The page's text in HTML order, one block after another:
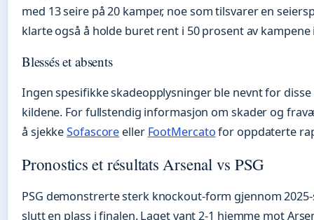
med 13 seire på 20 kamper, noe som tilsvarer en
klarte også å holde buret rent i 50 prosent av
Blessés et absents
Ingen spesifikke skadeopplysninger ble nevnt for
kildene. For fullstendig informasjon om skader og
å sjekkeSofascore eller FootMercatofor oppdaterte
Pronostics et résultats Arsenal vs PSG
PSG demonstrerte sterk knockout-form gjennom
slutt en plass i finalen. Laget vant 2-1 hjemme mot